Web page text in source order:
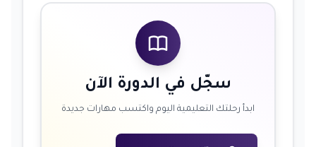
سجّل في الدورة الآن
ابدأ رحلتك التعليمية اليوم واكتسب مهارات جديدة